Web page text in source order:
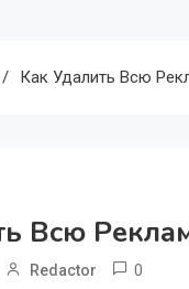
Как Удалить Всю
Всю
Redactor 0